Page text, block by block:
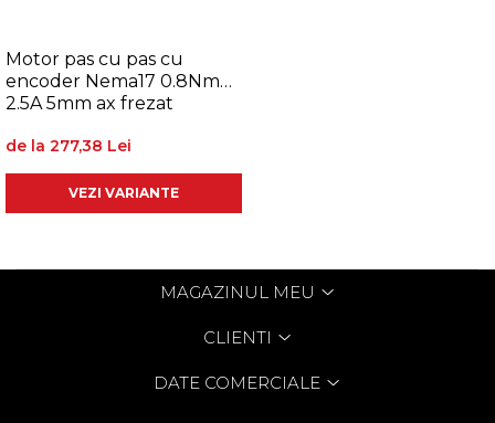
Motor pas cu pas cu
encoder Nema17 0.8Nm
2.5A 5mm ax frezat
de la 277,38 Lei
VEZI VARIANTE
MAGAZINUL MEU
CLIENTI
DATE COMERCIALE